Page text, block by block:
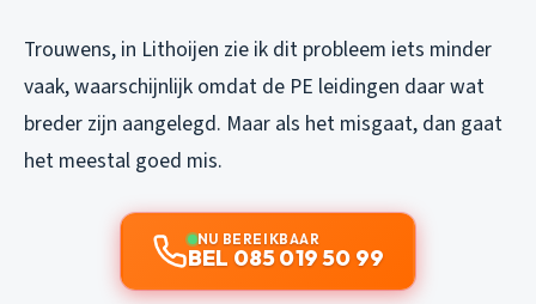
Trouwens, in Lithoijen zie ik dit probleem iets minder
vaak, waarschijnlijk omdat de PE leidingen daar wat
breder zijn aangelegd. Maar als het misgaat, dan gaat
het meestal goed mis.
NU BEREIKBAAR
BEL 085 019 50 99